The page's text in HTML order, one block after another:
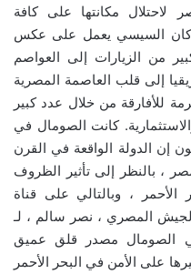
مكانتها على كافة
كان السيسي يعمل على عكس
من الزيارات إلى العواصم
إلى قلب العاصمة المصرية
للأفارقة من خلال عدد كبير
كانت الصومال في
إن الدولة الواقعة في القرن
، بالنظر إلى تأثير الظروف
الأحمر ، وبالتالي على قناة
المصري ، نصر سالم ، لـ
في الصومال مصدر قلق عميق
على الأمن في البحر الأحمر